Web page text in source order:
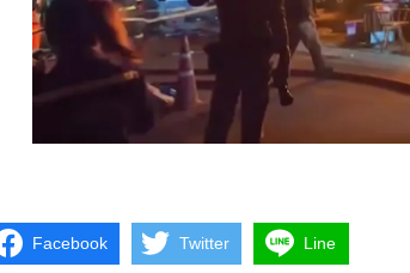
Facebook Twitter Line